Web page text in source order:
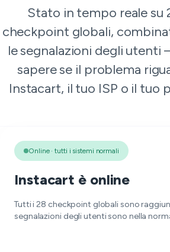
Stato in tempo reale su
checkpoint globali,
le segnalazioni degli utenti
sapere se il problema
Instacart, il tuo ISP o il tuo
Online · tutti i sistemi normali
Instacart è online
Tutti i 28 checkpoint globali sono
segnalazioni degli utenti sono nella